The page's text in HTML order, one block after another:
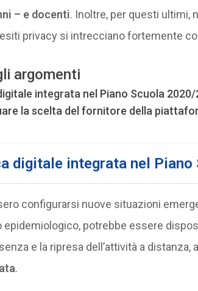
– e docenti. Inoltre, per questi ultimi,
privacy si intrecciano fortemente
argomenti
integrata nel Piano Scuola 2020/
la scelta del fornitore della
digitale integrata nel Piano
configurarsi nuove situazioni
epidemiologico, potrebbe essere
e la ripresa dell’attività a distanza,
.